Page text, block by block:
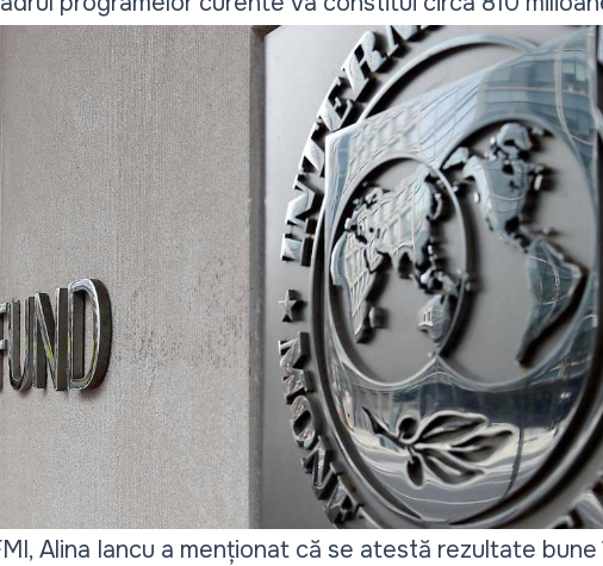
Alina Iancu a menționat că se atestă rezultate